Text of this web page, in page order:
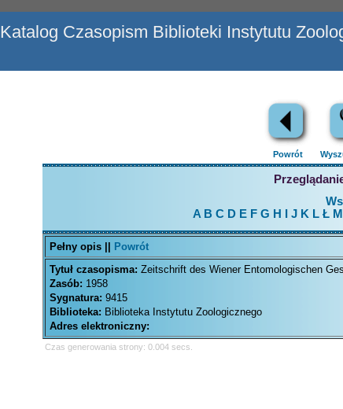
Katalog Czasopism Biblioteki Instytutu
Powrót
A B C D EFG H J K L Ł M
Pełny opis ||
Powrót
Tytuł czasopisma: Zeitschrift des Wiener Entomologischen
Zasób: 1958
Sygnatura: 9415
Biblioteka: Biblioteka Instytutu Zoologicznego
Adres elektroniczny:
Czas generowania strony: 0.004 secs.